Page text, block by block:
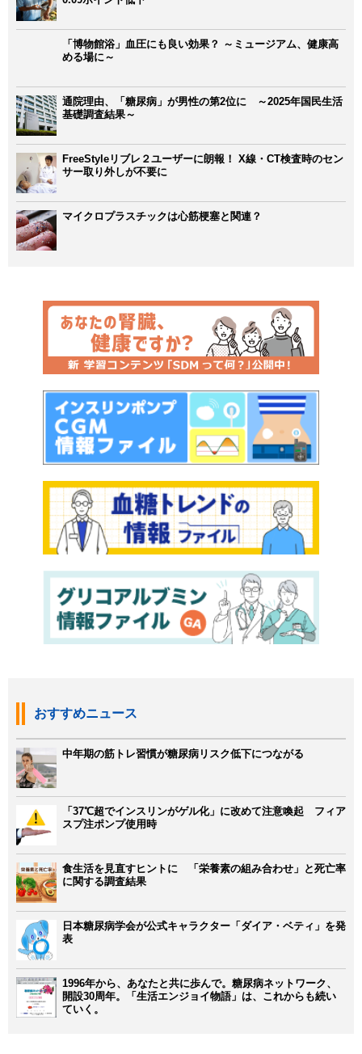
「博物館浴」血圧にも良い効果？ ～ミュージアム、健康高
める場に～
通院理由、「糖尿病」が男性の第2位に ～2025年国民生活
基礎調査結果～
FreeStyleリブレ２ユーザーに朗報！ X線・CT検査時のセン
サー取り外しが不要に
マイクロプラスチックは心筋梗塞と関連？
おすすめニュース
中年期の筋トレ習慣が糖尿病リスク低下につながる
「37℃超でインスリンがゲル化」に改めて注意喚起 フィア
スプ注ポンプ使用時
食生活を見直すヒントに 「栄養素の組み合わせ」と死亡率
に関する調査結果
日本糖尿病学会が公式キャラクター「ダイア・ベティ」を発
表
1996年から、あなたと共に歩んで。糖尿病ネットワーク、
開設30周年。「生活エンジョイ物語」は、これからも続い
ていく。